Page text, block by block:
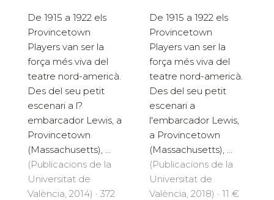
De 1915 a 1922 els
Provincetown
Players van ser la
força més viva del
teatre nord-americà.
Des del seu petit
escenari a l?
embarcador Lewis, a
Provincetown
(Massachusetts), ...
(Publicacions de la
Universitat de
València, 2014) · 372
De 1915 a 1922 els
Provincetown
Players van ser la
força més viva del
teatre nord-americà.
Des del seu petit
escenari a
l'embarcador Lewis,
a Provincetown
(Massachusetts), ...
(Publicacions de la
Universitat de
València, 2018) · 11 €